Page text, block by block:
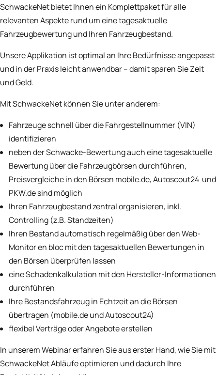
SchwackeNet bietet Ihnen ein Komplettpaket für alle
relevanten Aspekte rund um eine tagesaktuelle
Fahrzeugbewertung und Ihren Fahrzeugbestand.
Unsere Applikation ist optimal an Ihre Bedürfnisse angepasst
und in der Praxis leicht anwendbar – damit sparen Sie Zeit
und Geld.
Mit SchwackeNet können Sie unter anderem:
Fahrzeuge schnell über die Fahrgestellnummer (VIN)
identifizieren
neben der Schwacke-Bewertung auch eine tagesaktuelle
Bewertung über die Fahrzeugbörsen durchführen,
Preisvergleiche in den Börsen mobile.de, Autoscout24 und
PKW.de sind möglich
Ihren Fahrzeugbestand zentral organisieren, inkl.
Controlling (z.B. Standzeiten)
Ihren Bestand automatisch regelmäßig über den Web-
Monitor en bloc mit den tagesaktuellen Bewertungen in
den Börsen überprüfen lassen
eine Schadenkalkulation mit den Hersteller-Informationen
durchführen
Ihre Bestandsfahrzeug in Echtzeit an die Börsen
übertragen (mobile.de und Autoscout24)
flexibel Verträge oder Angebote erstellen
In unserem Webinar erfahren Sie aus erster Hand, wie Sie mit
SchwackeNet Abläufe optimieren und dadurch Ihre